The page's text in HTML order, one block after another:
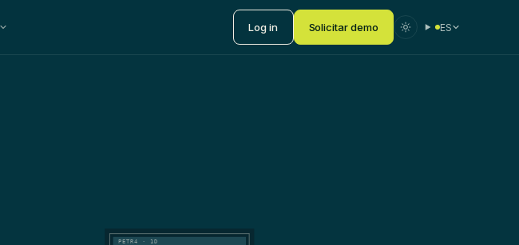
Log in Solicitar demo ES
PETR4 · 1D